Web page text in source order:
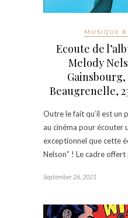
MUSIQUE
Ecoute de
Melody
Beaugrenelle,
Outre le fait qu’il est un
au cinéma pour écouter
exceptionnel que cette
Nelson” ! Le cadre
September 26, 2021